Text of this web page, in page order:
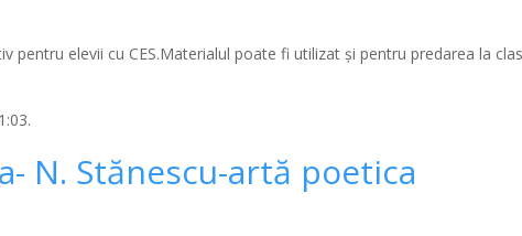
pentru elevii cu CES.Materialul poate fi utilizat şi pentru predarea la
N. Stănescu-artă poetica